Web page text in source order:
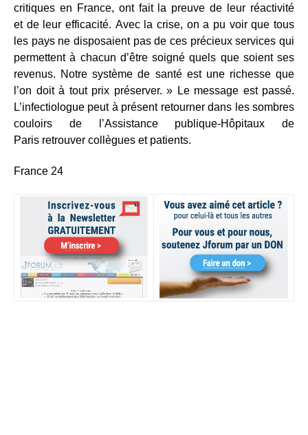
critiques en France, ont fait la preuve de leur réactivité
et de leur efficacité. Avec la crise, on a pu voir que tous
les pays ne disposaient pas de ces précieux services qui
permettent à chacun d’être soigné quels que soient ses
revenus. Notre système de santé est une richesse que
l’on doit à tout prix préserver. » Le message est passé.
L’infectiologue peut à présent retourner dans les sombres
couloirs de l’Assistance publique-Hôpitaux de
Paris retrouver collègues et patients.
France 24